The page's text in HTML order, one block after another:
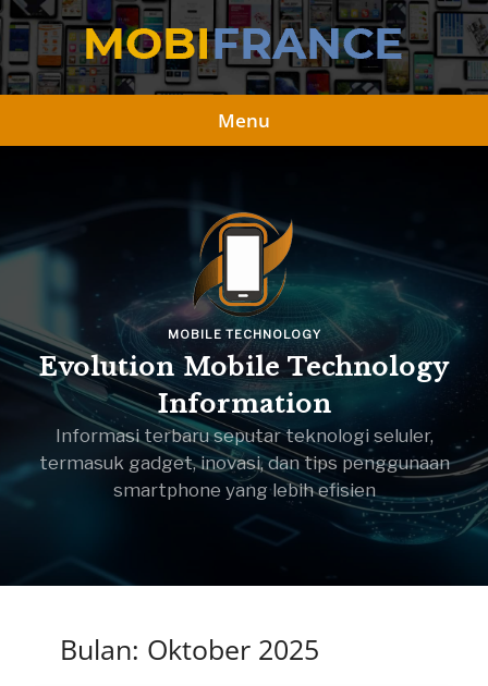
Skip
content
Menu
MOBILE TECHNOLOGY
Evolution Mobile Technology
Information
Informasi terbaru seputar teknologi seluler,
termasuk gadget, inovasi, dan tips penggunaan
smartphone yang lebih efisien
Bulan: Oktober 2025